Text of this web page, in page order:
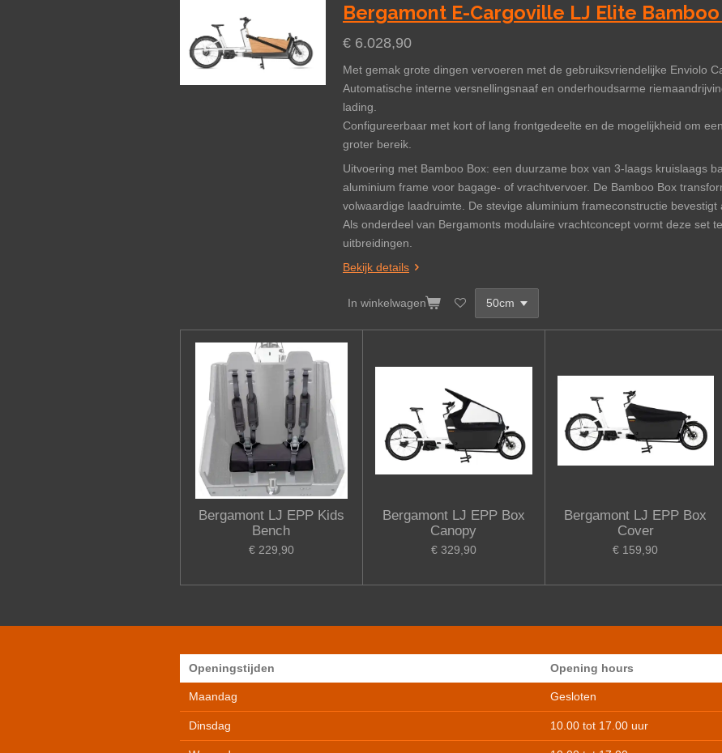
Bergamont E-Cargoville LJ Elite Bamboo
€ 6.028,90
Met gemak grote dingen vervoeren met de gebruiksvriendelijke Enviolo
Automatische interne versnellingsnaaf en onderhoudsarme
lading.
Configureerbaar met kort of lang frontgedeelte en de mogelijkheid om
groter bereik.
Uitvoering met Bamboo Box: een duurzame box van 3-laags kruislaags
aluminium frame voor bagage- of vrachtvervoer. De Bamboo Box
volwaardige laadruimte. De stevige aluminium frameconstructie bevestigt
Als onderdeel van Bergamonts modulaire vrachtconcept vormt deze set
uitbreidingen.
Bekijk details
In winkelwagen
Bergamont LJ EPP Kids
Bench
€ 229,90
Bergamont LJ EPP Box
Canopy
€ 329,90
Bergamont LJ EPP Box
Cover
€ 159,90
Openingstijden Opening hours
Maandag Gesloten
Dinsdag 10.00 tot 17.00 uur